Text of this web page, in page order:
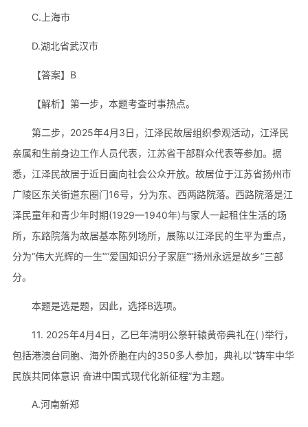
C.上海市
D.湖北省武汉市
【答案】B
【解析】第一步，本题考查时事热点。
第二步，2025年4月3日，江泽民故居组织参观活动，江泽民
亲属和生前身边工作人员代表，江苏省干部群众代表等参加。据
悉，江泽民故居于近日面向社会公众开放。故居位于江苏省扬州市
广陵区东关街道东圈门16号，分为东、西两路院落。西路院落是江
泽民童年和青少年时期(1929—1940年)与家人一起租住生活的场
所，东路院落为故居基本陈列场所，展陈以江泽民的生平为重点，
分为“伟大光辉的一生”“爱国知识分子家庭”“扬州永远是故乡”三部
分。
本题是选是题，因此，选择B选项。
11. 2025年4月4日，乙巳年清明公祭轩辕黄帝典礼在( )举行，
包括港澳台同胞、海外侨胞在内的350多人参加，典礼以“铸牢中华
民族共同体意识 奋进中国式现代化新征程”为主题。
A.河南新郑